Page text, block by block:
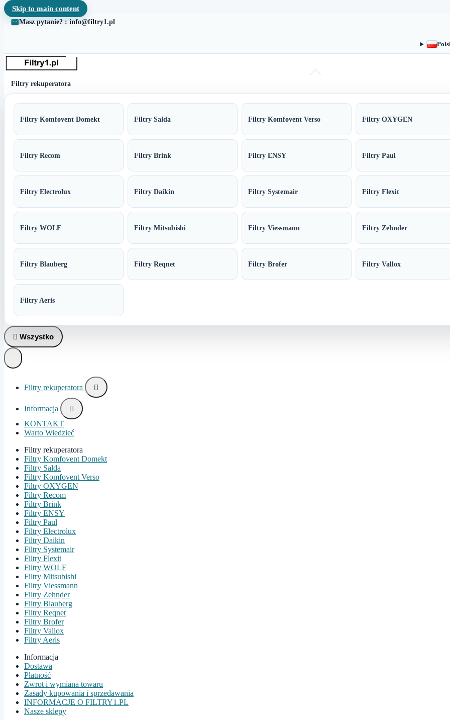
Skip to main content
Masz pytanie? : info@filtry1.pl
Filtry rekuperatora
Filtry Komfovent Domekt Filtry Salda Filtry Komfovent Verso Filtry OXYGEN
Filtry Recom Filtry Brink Filtry ENSY Filtry Paul
Filtry Electrolux Filtry Daikin Filtry Systemair Filtry Flexit
Filtry WOLF Filtry Mitsubishi Filtry Viessmann Filtry Zehnder
Filtry Blauberg Filtry Reqnet Filtry Brofer Filtry Vallox
Filtry Aeris
 Wszystko
Filtry rekuperatora 
Informacja

KONTAKT
Warto Wiedzieć
Filtry rekuperatora
Filtry Komfovent Domekt
Filtry Salda
Filtry Komfovent Verso
Filtry OXYGEN
Filtry Recom
Filtry Brink
Filtry ENSY
Filtry Paul
Filtry Electrolux
Filtry Daikin
Filtry Systemair
Filtry Flexit
Filtry WOLF
Filtry Mitsubishi
Filtry Viessmann
Filtry Zehnder
Filtry Blauberg
Filtry Reqnet
Filtry Brofer
Filtry Vallox
Filtry Aeris
Informacja
Dostawa
Płatność
Zwrot i wymiana towaru
Zasady kupowania i sprzedawania
INFORMACJE O FILTRY1.PL
Nasze sklepy